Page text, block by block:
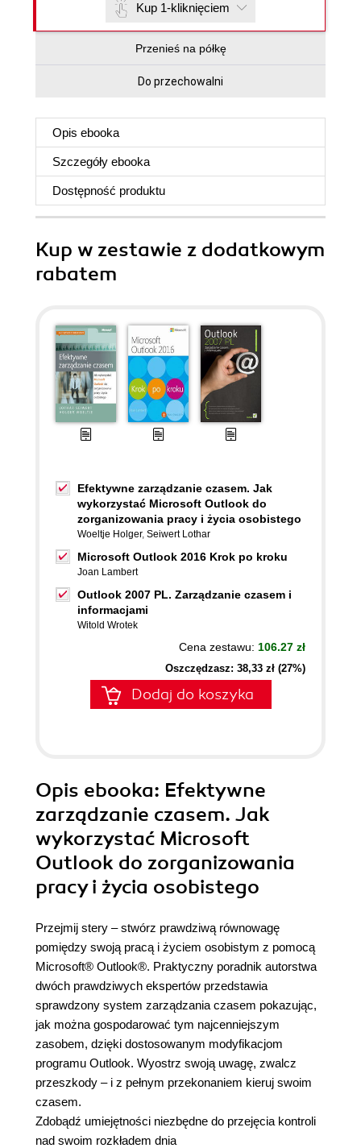
Kup 1-kliknięciem
Przenieś na półkę
Do przechowalni
Opis ebooka
Szczegóły ebooka
Dostępność produktu
Kup w zestawie z dodatkowym
rabatem
Efektywne zarządzanie czasem. Jak
wykorzystać Microsoft Outlook do
zorganizowania pracy i życia osobistego
Woeltje Holger, Seiwert Lothar
Microsoft Outlook 2016 Krok po kroku
Joan Lambert
Outlook 2007 PL. Zarządzanie czasem i
informacjami
Witold Wrotek
Cena zestawu: 106.27 zł
Oszczędzasz: 38,33 zł (27%)
Dodaj do koszyka
Opis ebooka: Efektywne
zarządzanie czasem. Jak
wykorzystać Microsoft
Outlook do zorganizowania
pracy i życia osobistego
Przejmij stery – stwórz prawdziwą równowagę
pomiędzy swoją pracą i życiem osobistym z pomocą
Microsoft® Outlook®. Praktyczny poradnik autorstwa
dwóch prawdziwych ekspertów przedstawia
sprawdzony system zarządzania czasem pokazując,
jak można gospodarować tym najcenniejszym
zasobem, dzięki dostosowanym modyfikacjom
programu Outlook. Wyostrz swoją uwagę, zwalcz
przeszkody – i z pełnym przekonaniem kieruj swoim
czasem.
Zdobądź umiejętności niezbędne do przejęcia kontroli
nad swoim rozkładem dnia